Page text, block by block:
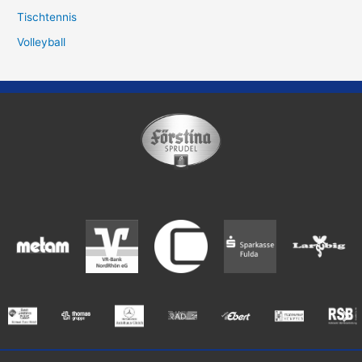
Tischtennis
Volleyball